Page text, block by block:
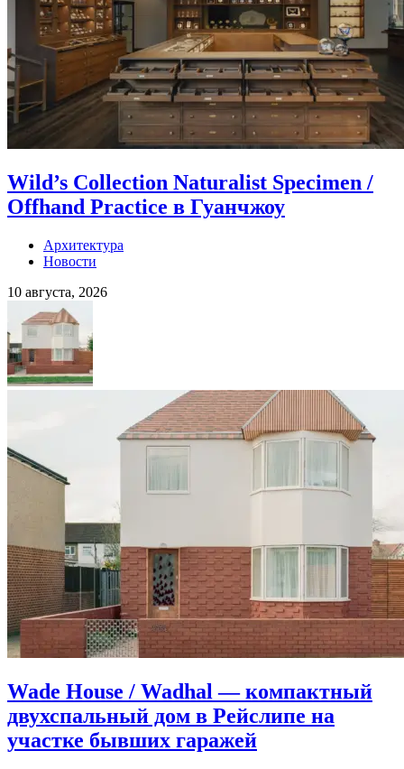
Wild’s Collection Naturalist Specimen /
Offhand Practice в Гуанчжоу
Архитектура
Новости
10 августа, 2026
Wade House / Wadhal — компактный
двухспальный дом в Рейслипе на
участке бывших гаражей